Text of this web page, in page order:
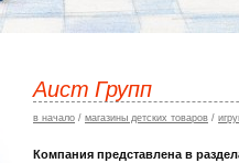
Аист Групп
в начало / магазины детских товаров /
Компания представлена в